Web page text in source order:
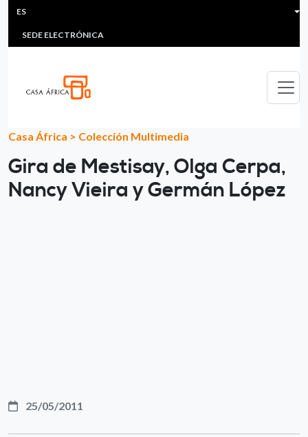
Pasar al contenido principal
HEADER MENU
MULTIMEDIA
SEDE ELECTRÓNICA
ES
Casa África > Colección Multimedia
Gira de Mestisay, Olga Cerpa,
Nancy Vieira y Germán López
25/05/2011